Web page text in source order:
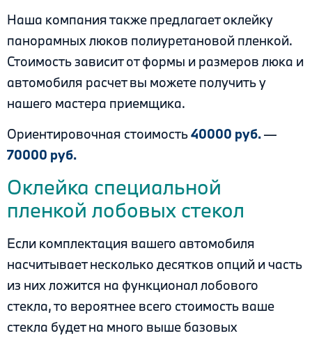
Наша компания также предлагает оклейку
панорамных люков полиуретановой пленкой.
Стоимость зависит от формы и размеров люка и
автомобиля расчет вы можете получить у
нашего мастера приемщика.
Ориентировочная стоимость40000 руб.—
70000 руб.
Оклейка специальной
пленкой лобовых стекол
Если комплектация вашего автомобиля
насчитывает несколько десятков опций и часть
из них ложится на функционал лобового
стекла, то вероятнее всего стоимость ваше
стекла будет на много выше базовых